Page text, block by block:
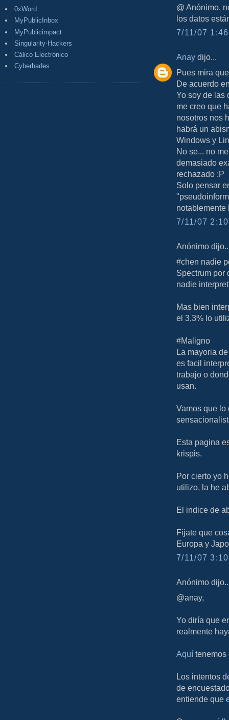
0xWord
MyPublicInbox
MyPublicimpact
Singularity-Hackers
Cálico Electrónico
Cyberhades
@ Anónimo,
los datos
7/11/07
Anay dijo...
Pues mira
De acuerdo
Yo soy de las
me creo que
nosotros nos
habrá un
Windows y
No se... no
demasiado
rechazado :P
Solo pensar
notablemente
7/11/07
Anónimo
#chen nadie
Spectrum por
nadie
Mas bien
el 3,3% lo
#Maligno
La mayoria
es facil
trabajo o
usan.
Vamos que lo
Esta pagina
krispis.
Por cierto yo
utilizo, la he
El indice de
Fijate que
Europa y
7/11/07
Anónimo
@anay,
Yo diría que
realmente
Aquítenemos
Los intentos
de
entiende que